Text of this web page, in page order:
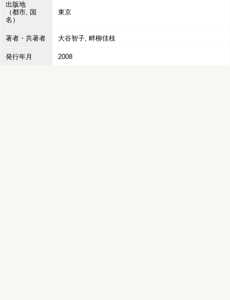
出版地
（都市, 国
名）
東京
著者・共著者 大谷智子, 畔柳佳枝
発行年月 2008